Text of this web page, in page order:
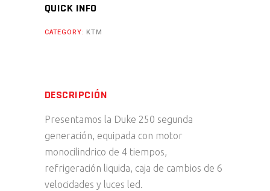
QUICK INFO
CATEGORY: KTM
DESCRIPCIÓN
Presentamos la Duke 250 segunda
generación, equipada con motor
monocilindrico de 4 tiempos,
refrigeración liquida, caja de cambios de 6
velocidades y luces led.